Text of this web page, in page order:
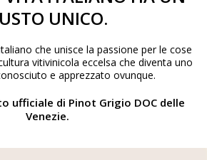
UNICO.
che unisce la passione per le cose
vitivinicola eccelsa che diventa uno
e apprezzato ovunque.
ufficiale di Pinot Grigio DOC delle
Venezie.